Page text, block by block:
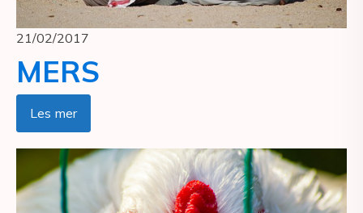
21/02/2017
MERS
Les mer